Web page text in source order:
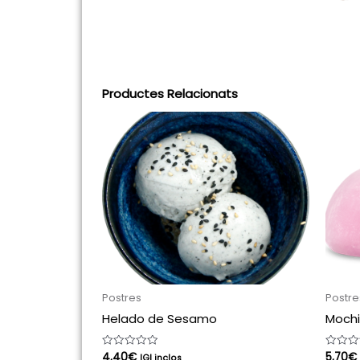
Productes Relacionats
Postres
Helado de Sesamo
Puntuat
Puntuat